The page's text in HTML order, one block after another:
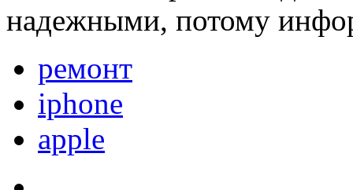
надежными, потому
ремонт
iphone
apple